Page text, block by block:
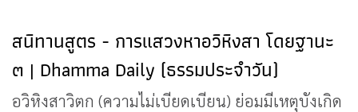
สนิทานสูตร - การแสวงหาอวิหิงสา โดยฐานะ
๓ | Dhamma Daily (ธรรมประจำวัน)
อวิหิงสาวิตก (ความไม่เบียดเบียน) ย่อมมีเหตุบังเกิด